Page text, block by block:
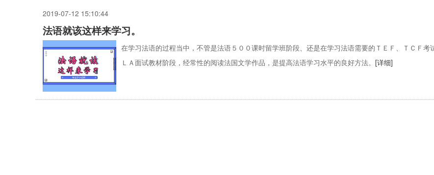
2019-07-12 15:10:44
法语就该这样来学习。
在学习法语的过程当中，不管是法语５００课时留学班阶段、还是在学习法语需要的ＴＥＦ、ＴＣＦ考
ＬＡ面试教材阶段，经常性的阅读法国文学作品，是提高法语学习水平的良好方法。 [详细]